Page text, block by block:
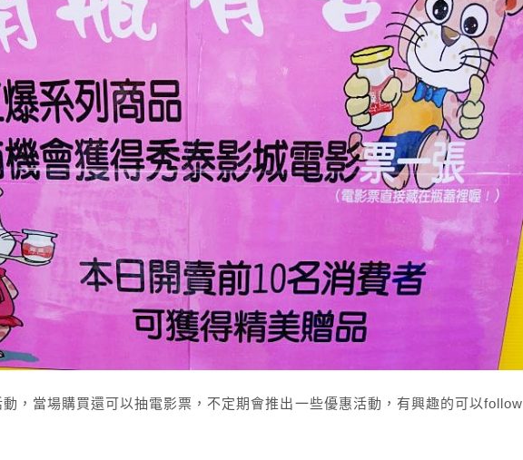
，當場購買還可以抽電影票，不定期會推出一些優惠活動，有興趣的可以follow